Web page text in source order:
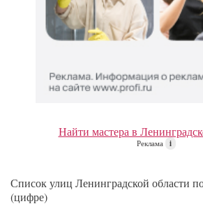
Найти мастера в
Реклама i
Список улиц Ленинградской области
(цифре)